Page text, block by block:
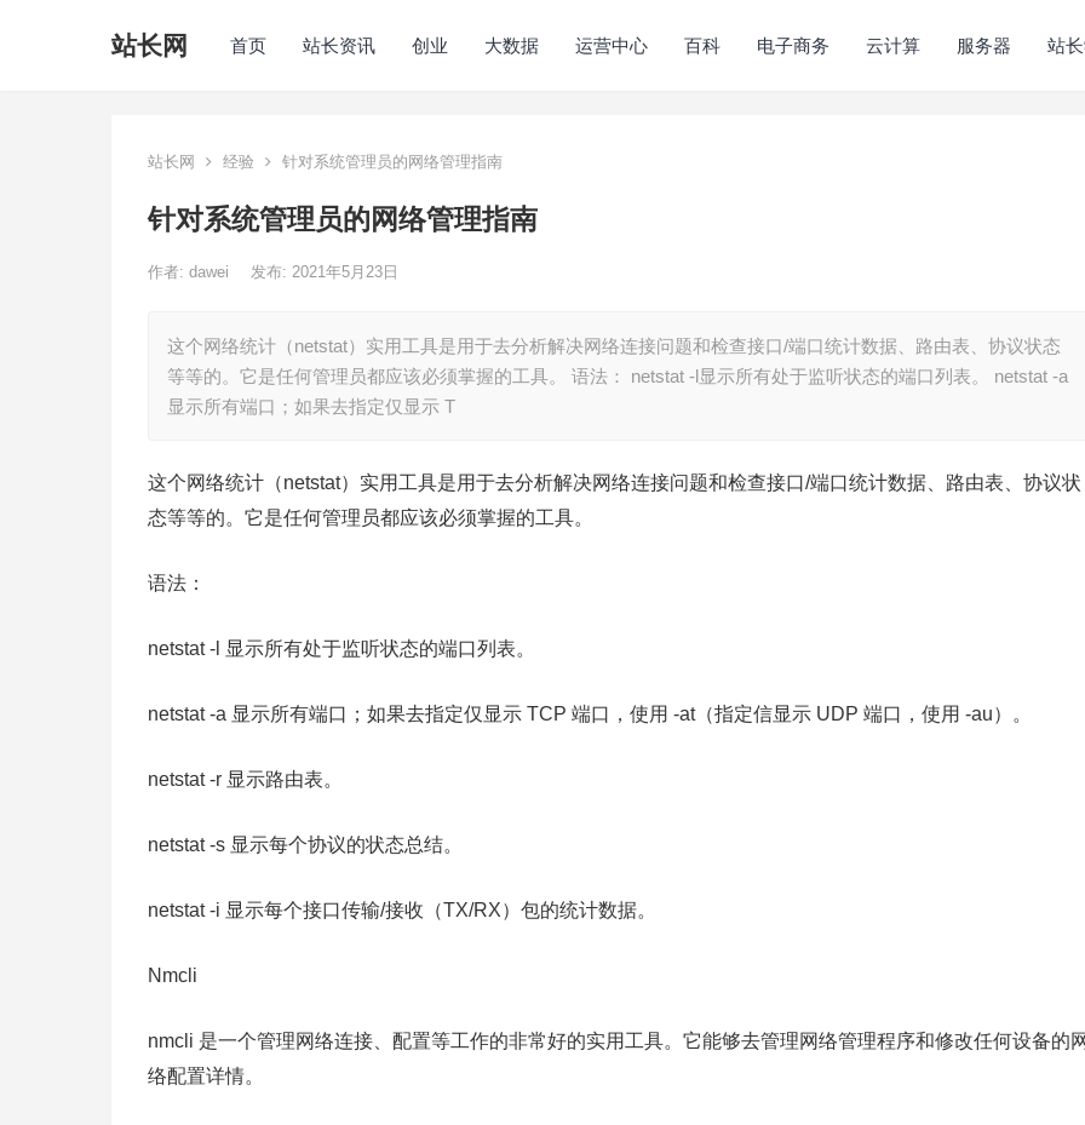
站长网 首页 站长资讯 创业 大数据 运营中心 百科 电子商务 云计算 服务器 站
站长网 经验 针对系统管理员的网络管理指南
针对系统管理员的网络管理指南
作者: dawei 发布: 2021年5月23日
这个网络统计（netstat）实用工具是用于去分析解决网络连接问题和检查接口/端口统计数据、路由表、协议状态
等等的。它是任何管理员都应该必须掌握的工具。 语法： netstat -l显示所有处于监听状态的端口列表。 netstat -a
显示所有端口；如果去指定仅显示 T
这个网络统计（netstat）实用工具是用于去分析解决网络连接问题和检查接口/端口统计数据、路由表、协议状
态等等的。它是任何管理员都应该必须掌握的工具。
语法：
netstat -l 显示所有处于监听状态的端口列表。
netstat -a 显示所有端口；如果去指定仅显示 TCP 端口，使用 -at（指定信显示 UDP 端口，使用 -au）。
netstat -r 显示路由表。
netstat -s 显示每个协议的状态总结。
netstat -i 显示每个接口传输/接收（TX/RX）包的统计数据。
Nmcli
nmcli 是一个管理网络连接、配置等工作的非常好的实用工具。它能够去管理网络管理程序和修改任何设备的
络配置详情。